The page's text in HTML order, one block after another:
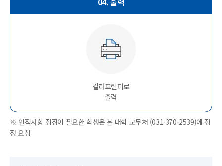
컬러프린터로
출력
※ 인적사항 정정이 필요한 학생은 본 대학 교무처 (031-370-2539)에 정
정 요청